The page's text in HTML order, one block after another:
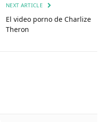
NEXT ARTICLE
El video porno de Charlize
Theron